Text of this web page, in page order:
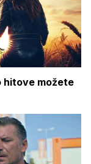
hitove možete